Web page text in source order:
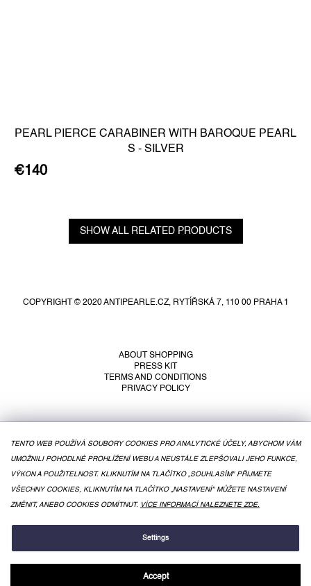
TENTO WEB POUŽÍVÁ SOUBORY COOKIES PRO ANALYTICKÉ ÚČELY, ABYCHOM VÁM
UMOŽNILI POHODLNÉ PROHLÍŽENÍ WEBU A NEUSTÁLE ZLEPŠOVALI JEHO FUNKCE,
VÝKON A POUŽITELNOST. KLIKNUTÍM NA TLAČÍTKO „SOUHLASÍM" PŘIJMETE
VŠECHNY COOKIES, KLIKNUTÍM NA TLAČÍTKO „NASTAVENÍ" MŮŽETE NASTAVENÍ
ZMĚNIT, ANEBO COOKIES ODMÍTNUT. VÍCE INFORMACÍ NALEZNETE ZDE.
Settings
Accept
PEARL PIERCE CARABINER WITH BAROQUE PEARL
S - SILVER
€140
SHOW ALL RELATED PRODUCTS
COPYRIGHT © 2020 ANTIPEARLE.CZ, RYTÍŘSKÁ 7, 110 00 PRAHA 1
ABOUT SHOPPING
PRESS KIT
TERMS AND CONDITIONS
PRIVACY POLICY
CREATED BY SHOPTET